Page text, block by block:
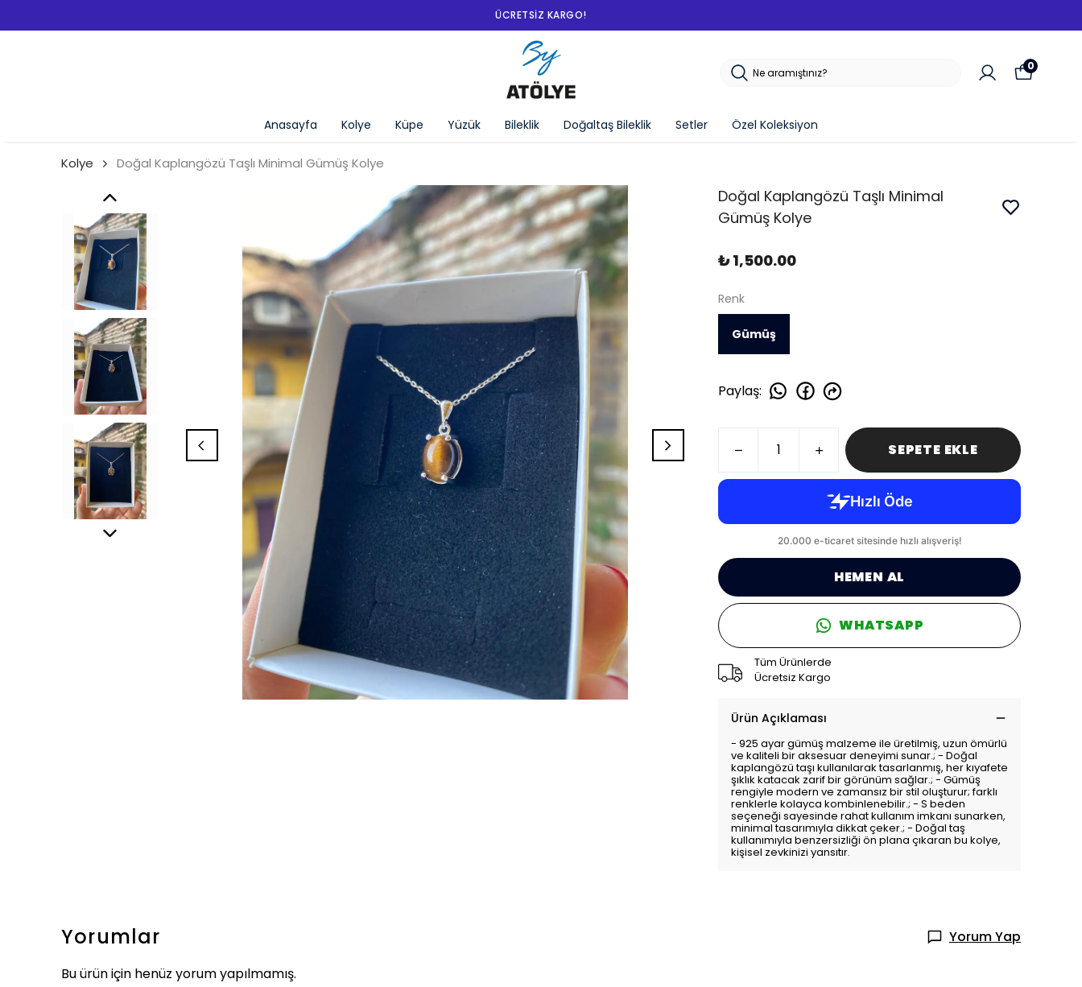
SEPETTE %10 İNDIRIM!
Anasayfa Kolye Küpe Yüzük Bileklik Doğaltaş Bileklik Setler Özel Koleksiyon
0
Kolye Doğal Kaplangözü Taşlı Minimal Gümüş Kolye
Doğal Kaplangözü Taşlı Minimal
Gümüş Kolye
₺ 1,500.00
Renk
Gümüş
Paylaş:
SEPETE EKLE
HEMEN AL
WHATSAPP
Tüm Ürünlerde
Ücretsiz Kargo
Ürün Açıklaması
- 925 ayar gümüş malzeme ile üretilmiş, uzun ömürlü
ve kaliteli bir aksesuar deneyimi sunar.; - Doğal
kaplangözü taşı kullanılarak tasarlanmış, her kıyafete
şıklık katacak zarif bir görünüm sağlar.; - Gümüş
rengiyle modern ve zamansız bir stil oluşturur; farklı
renklerle kolayca kombinlenebilir.; - S beden
seçeneği sayesinde rahat kullanım imkanı sunarken,
minimal tasarımıyla dikkat çeker.; - Doğal taş
kullanımıyla benzersizliği ön plana çıkaran bu kolye,
kişisel zevkinizi yansıtır.
Yorumlar
Yorum Yap
Bu ürün için henüz yorum yapılmamış.